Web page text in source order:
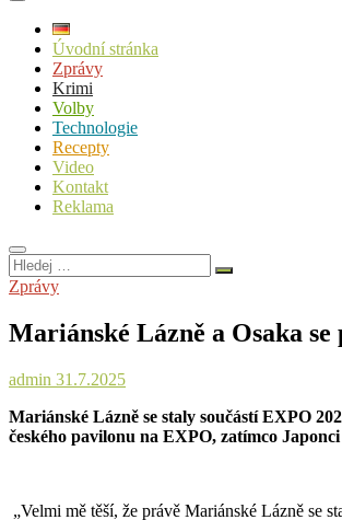
Úvodní stránka
Zprávy
Krimi
Volby
Technologie
Recepty
Video
Kontakt
Reklama
Hledej
…
Zprávy
Mariánské Lázně a Osaka
admin 31.7.2025
Mariánské Lázně se staly součástí EXPO
českého pavilonu na EXPO, zatímco
„Velmi mě těší, že právě Mariánské Lázně se